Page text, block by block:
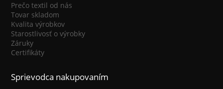
Prečo textil od nás
Tovar skladom
Kvalita výrobkov
Starostlivosť o výrobky
Záruky
Certifikáty
Sprievodca nakupovaním